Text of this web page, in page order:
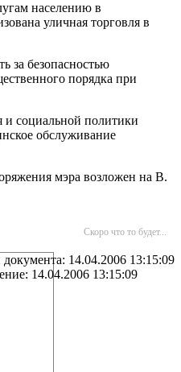
населению в
уличная торговля в
за безопасностью
порядка при
и социальной политики
обслуживание
мэра возложен на В.
Скоро что то будет...
14.04.2006 13:15:09
14.04.2006 13:15:09